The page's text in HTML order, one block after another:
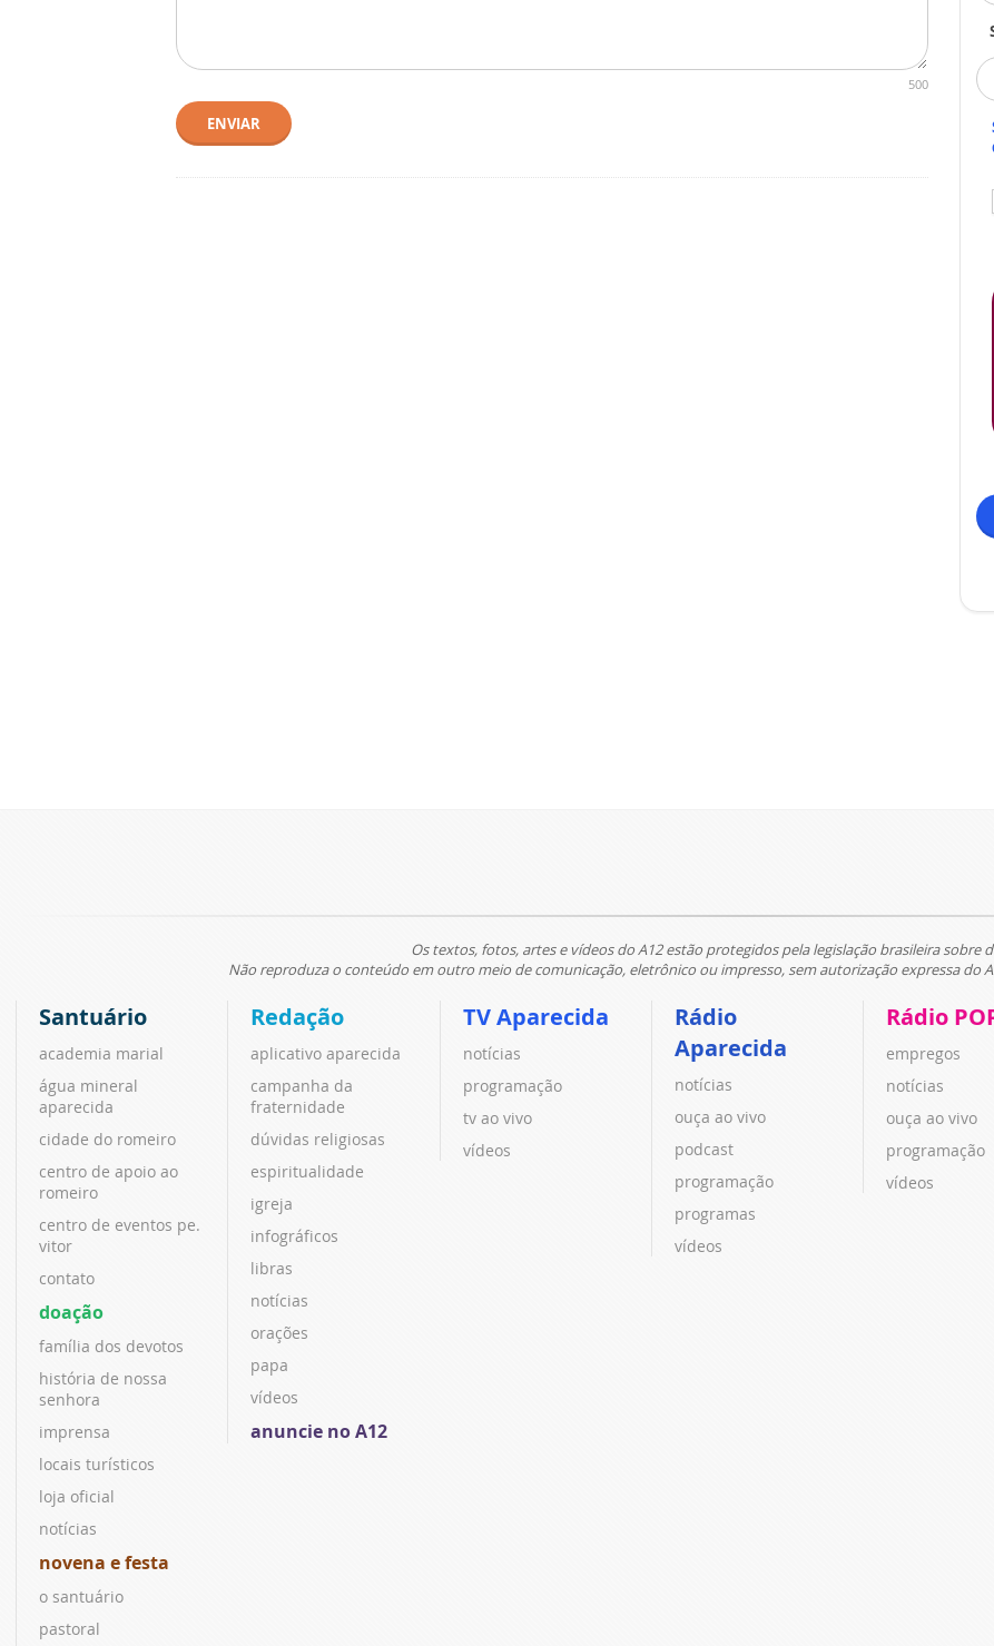
500
ENVIAR
Os textos, fotos, artes e vídeos do A12 estão protegidos pela legislação brasileira sobre
Não reproduza o conteúdo em outro meio de comunicação, eletrônico ou impresso, sem autorização expressa do
Santuário
academia marial
água mineral
aparecida
cidade do romeiro
centro de apoio ao
romeiro
centro de eventos pe.
vitor
contato
doação
família dos devotos
história de nossa
senhora
imprensa
locais turísticos
loja oficial
notícias
novena e festa
o santuário
pastoral
Redação
aplicativo aparecida
campanha da
fraternidade
dúvidas religiosas
espiritualidade
igreja
infográficos
libras
notícias
orações
papa
vídeos
anuncie no A12
TV Aparecida
notícias
programação
tv ao vivo
vídeos
Rádio
Aparecida
notícias
ouça ao vivo
podcast
programação
programas
vídeos
Rádio
empregos
notícias
ouça ao vivo
programação
vídeos